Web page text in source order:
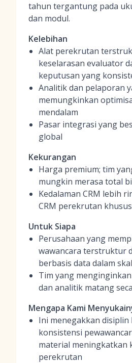
tahun tergantung pada
dan modul.
Kelebihan
Alat perekrutan
keselarasan evaluator
keputusan yang
Analitik dan pelaporan
memungkinkan
mendalam
Pasar integrasi yang
global
Kekurangan
Harga premium; tim
mungkin merasa total
Kedalaman CRM lebih
CRM perekrutan khusus
Untuk Siapa
Perusahaan yang
wawancara terstruktur
berbasis data dalam
Tim yang
dan analitik matang
Mengapa Kami
Ini menegakkan
konsistensi
material meningkatkan
perekrutan